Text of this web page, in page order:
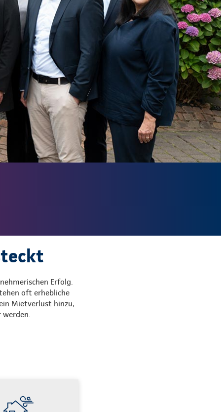
Erfolg.
oft erhebliche
Mietverlust hinzu,